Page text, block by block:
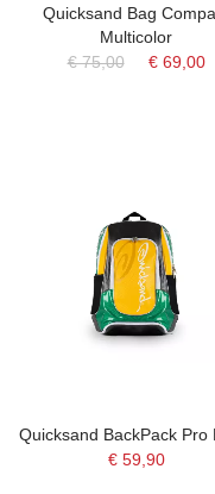
Quicksand Bag
Multicolor
€ 75,00
€ 69,00
Quicksand BackPack Pro
€ 59,90